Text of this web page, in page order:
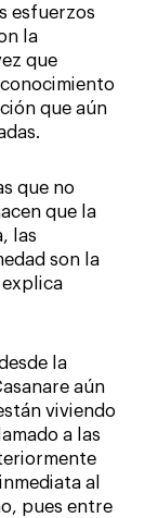
esfuerzos
la
que
que aún
que no
que la
las
son la
explica
la
aún
viviendo
a las
al
pues entre